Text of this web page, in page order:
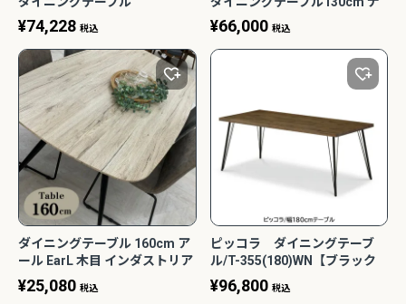
130cm【USBコンセントBOX
付き】 ナチュラル リビング 北
欧風 おしゃれ 光製作所
¥74,228 税込
チュラル リビング 北欧風 光製
作所
¥66,000 税込
ダイニングテーブル 160cm ア
ール EarL 木目 インダストリア
ル 光グローバル
¥25,080 税込
ピッコラ ダイニングテーブ
ル/T-355(180)WN【ブラック
ウォールナット/家族団らん/お
しゃれ/カフェ風/WeDoStyle】
¥96,800 税込